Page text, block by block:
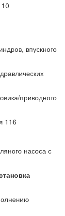
впускного
приводного
116
насоса с